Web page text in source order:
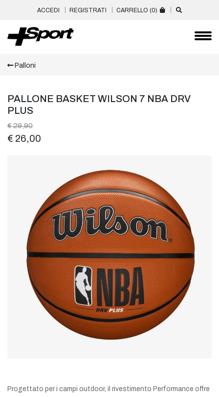
ACCEDI REGISTRATI CARRELLO (0)
Palloni
PALLONE BASKET WILSON 7 NBA DRV
PLUS
€ 29,90
€ 26,00
Progettato per i campi outdoor, il rivestimento Performance offre